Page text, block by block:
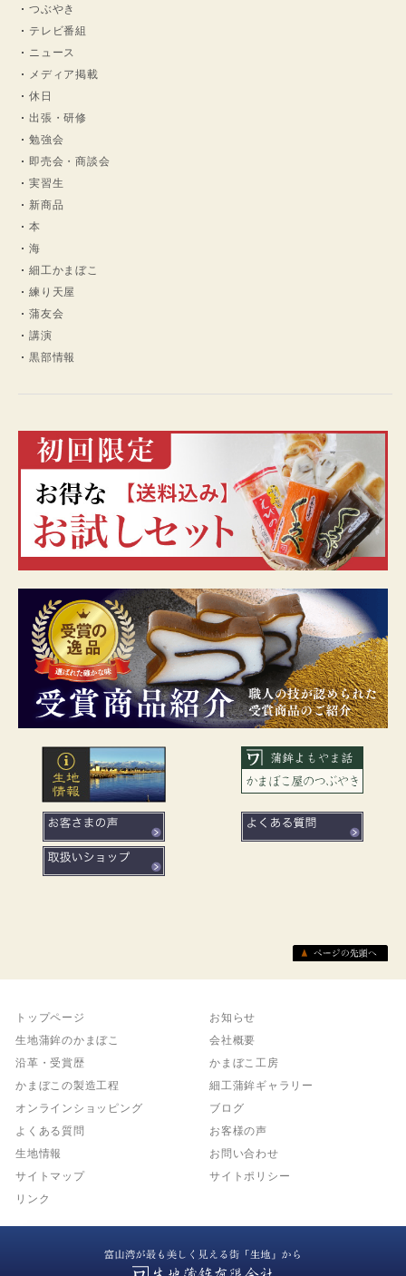
つぶやき
テレビ番組
ニュース
メディア掲載
休日
出張・研修
勉強会
即売会・商談会
実習生
新商品
本
海
細工かまぼこ
練り天屋
蒲友会
講演
黒部情報
トップページ
お知らせ
生地蒲鉾のかまぼこ
会社概要
沿革・受賞歴
かまぼこ工房
かまぼこの製造工程
細工蒲鉾ギャラリー
オンラインショッピング
ブログ
よくある質問
お客様の声
生地情報
お問い合わせ
サイトマップ
サイトポリシー
リンク